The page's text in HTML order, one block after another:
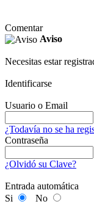
Comentar
Aviso
Necesitas estar
Identificarse
Usuario o Email
¿Todavía no se ha
Contraseña
¿Olvidó su Clave?
Entrada automática
Si
No